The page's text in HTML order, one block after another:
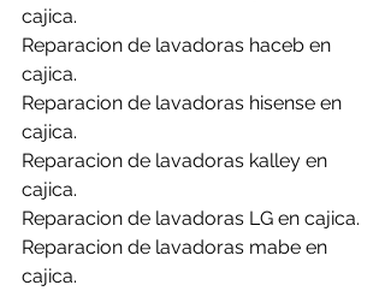
cajica.
Reparacion de lavadoras haceb en
cajica.
Reparacion de lavadoras hisense en
cajica.
Reparacion de lavadoras kalley en
cajica.
Reparacion de lavadoras LG en cajica.
Reparacion de lavadoras mabe en
cajica.